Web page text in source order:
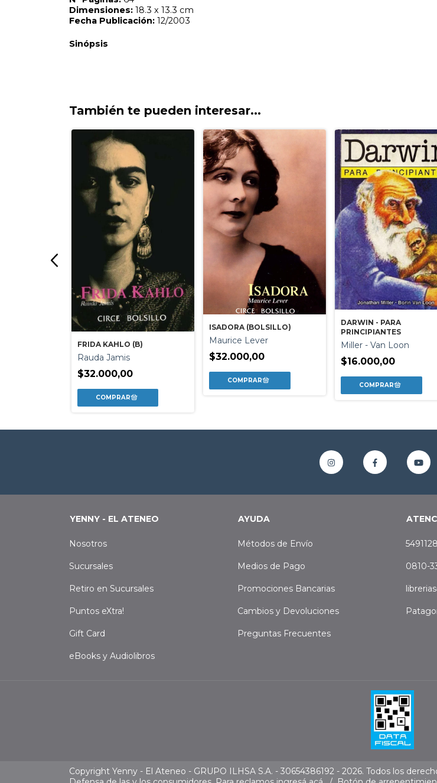
También te pueden interesar...
FRIDA KAHLO (B)
Rauda Jamis
$32.000,00
ISADORA (BOLSILLO)
Maurice Lever
$32.000,00
DARWIN - PARA
PRINCIPIANTES
Miller - Van Loon
$16.000,00
YENNY - EL ATENEO
Nosotros
Sucursales
Retiro en Sucursales
Puntos eXtra!
Gift Card
eBooks y Audiolibros
AYUDA
Métodos de Envío
Medios de Pago
Promociones Bancarias
Cambios y Devoluciones
Preguntas Frecuentes
0810-
Copyright Yenny - El Ateneo - GRUPO ILHSA S.A. - 30654386192 - 2026. Todos los